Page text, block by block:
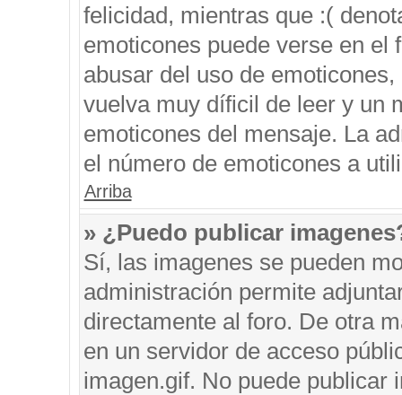
felicidad, mientras que :(
emoticones puede verse en el
abusar del uso de
vuelva muy díficil de leer y un
emoticones del mensaje. La
el número de emoticones a
Arriba
» ¿Puedo publicar
Sí, las imagenes se pueden
administración permite
directamente al foro. De otra
en un servidor de acceso
imagen.gif. No puede publicar